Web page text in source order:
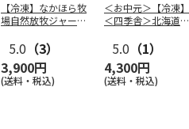
【冷凍】なかほら牧
場自然放牧ジャージ
ト（…
5.0 （3）
3,900円
(送料・税込)
＜お中元＞【冷凍】
＜四季舎＞北海道さ
イス…
5.0 （1）
4,300円
(送料・税込)